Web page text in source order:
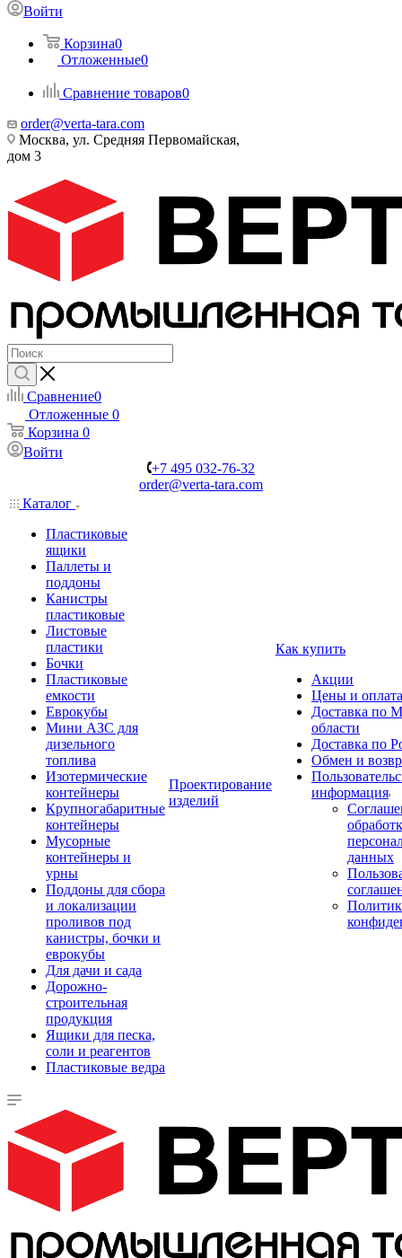
Войти
Корзина0
Отложенные0
Сравнение товаров0
order@verta-tara.com
Москва, ул. Средняя Первомайская,
дом 3
Сравнение0
Отложенные 0
Корзина 0
Войти
+7 495 032-76-32
order@verta-tara.com
Каталог
Пластиковые
ящики
Паллеты и
поддоны
Канистры
пластиковые
Листовые
пластики
Бочки
Пластиковые
емкости
Еврокубы
Мини АЗС для
дизельного
топлива
Изотермические
контейнеры
Крупногабаритные
контейнеры
Мусорные
контейнеры и
урны
Поддоны для сбора
и локализации
проливов под
канистры, бочки и
еврокубы
Для дачи и сада
Дорожно-
строительная
продукция
Ящики для песка,
соли и реагентов
Пластиковые ведра
Проектирование
изделий
Как купить
Акции
Цены и оплата
Доставка по
области
Доставка по
Обмен и
информация
данных